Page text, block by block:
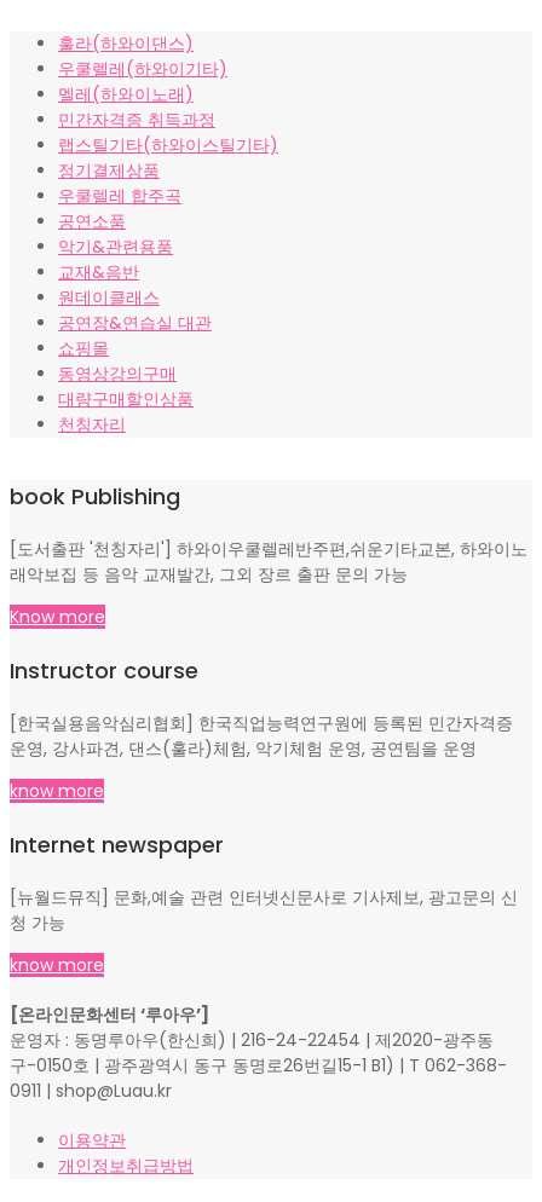
격:
₩10,000.
격:
₩8,000.
훌라(하와이댄스)
우쿨렐레(하와이기타)
멜레(하와이노래)
민간자격증 취득과정
랩스틸기타(하와이스틸기타)
정기결제상품
우쿨렐레 합주곡
공연소품
악기&관련용품
교재&음반
원데이클래스
공연장&연습실 대관
쇼핑몰
동영상강의구매
대량구매할인상품
천칭자리
book Publishing
[도서출판 '천칭자리'] 하와이우쿨렐레반주편,쉬운기타교본, 하와이노
래악보집 등 음악 교재발간, 그외 장르 출판 문의 가능
Know more
Instructor course
[한국실용음악심리협회] 한국직업능력연구원에 등록된 민간자격증
운영, 강사파견, 댄스(훌라)체험, 악기체험 운영, 공연팀을 운영
know more
Internet newspaper
[뉴월드뮤직] 문화,예술 관련 인터넷신문사로 기사제보, 광고문의 신
청 가능
know more
[온라인문화센터 ‘루아우’]
운영자 : 동명루아우(한신희) | 216-24-22454 | 제2020-광주동
구-0150호 | 광주광역시 동구 동명로26번길15-1 B1) | T 062-368-
0911 | shop@Luau.kr
이용약관
개인정보취급방법